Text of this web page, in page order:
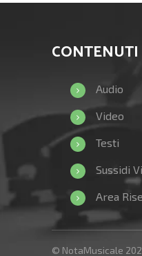
CONTENUTI
Audio
Video
Testi
Sussidi
Area
© NotaMusicale